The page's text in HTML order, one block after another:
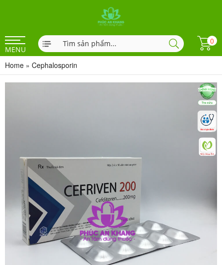
MENU
0
Home » Cephalosporin